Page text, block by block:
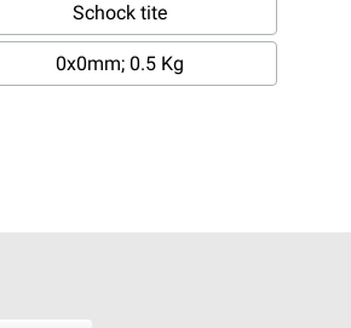
Schock tite
0x0mm; 0.5 Kg